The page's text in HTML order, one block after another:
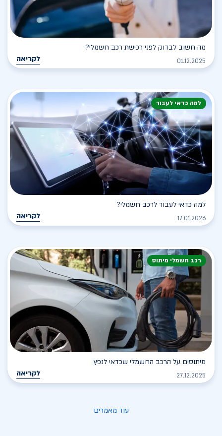
מה חשוב לבדוק לפני רכישת רכב חשמלי?
01.12.2025 לקריאה
למה כדאי לעבור
למה כדאי לעבור לרכב חשמלי?
17.01.2026 לקריאה
רכב חשמלי מיתוס
מיתוסים על הרכב החשמלי שכדאי לנפץ
27.12.2025 לקריאה
עוד מאמרים